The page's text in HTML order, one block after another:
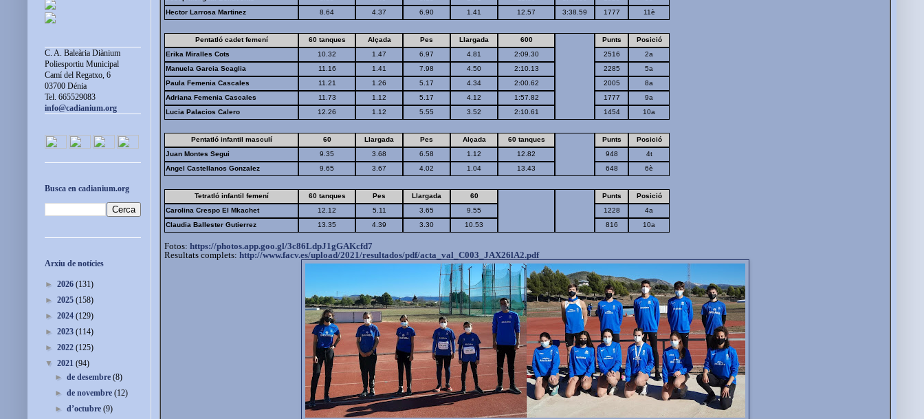
Hector Larrosa Martinez
8.64 4.37 6.90 1.41 12.57 3:38.59 1777 11è
Pentatló cadet femení 60 tanques Alçada Pes Llargada 600 Punts
Posició
Erika Miralles Cots
10.32 1.47 6.97 4.81 2:09.30 2516
2a
Manuela Garcia Scaglia
11.16 1.41 7.98 4.50 2:10.13 2285
5a
Paula Femenia Cascales
11.21 1.26 5.17 4.34 2:00.62 2005
8a
Adriana Femenia Cascales
11.73 1.12 5.17 4.12 1:57.82 1777
9a
Lucia Palacios Calero
12.26 1.12 5.55 3.52 2:10.61 1454 10a
Pentatló infantil masculí 60 Llargada Pes Alçada 60 tanques Punts
Posició
Juan Montes Segui
9.35 3.68 6.58 1.12 12.82 948
4t
Angel Castellanos Gonzalez
9.65 3.67 4.02 1.04 13.43 648 6è
Tetratló infantil femení 60 tanques Pes Llargada 60 Punts
Posició
Carolina Crespo El Mkachet
12.12 5.11 3.65 9.55 1228
4a
Claudia Ballester Gutierrez
13.35 4.39 3.30 10.53 816 10a
Fotos: https://photos.app.goo.gl/3c86LdpJ1gGAKcfd7
Resultats complets: http://www.facv.es/upload/2021/resultados/pdf/acta_val_ C003_JAX26lA2.pdf
C. A. Baleària Diànium
Poliesportiu Municipal
Camí del Regatxo, 6
03700 Dénia
Tel. 665529083
info@cadianium.org
Busca en cadianium.org
Arxiu de notícies
► 2026 (131)
► 2025 (158)
► 2024 (129)
► 2023 (114)
► 2022 (125)
▼ 2021 (94)
►de desembre(8)
►de novembre(12)
►d’octubre(9)